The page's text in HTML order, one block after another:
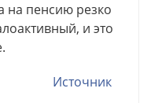
на пенсию резко
и это
Источник